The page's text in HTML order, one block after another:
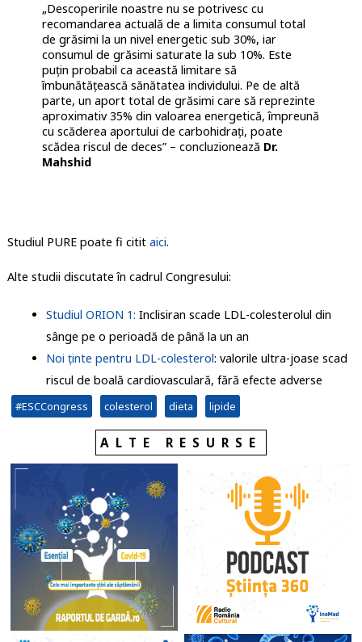
„Descoperirile noastre nu se potrivesc cu
recomandarea actuală de a limita consumul total
de grăsimi la un nivel energetic sub 30%, iar
consumul de grăsimi saturate la sub 10%. Este
puțin probabil ca această limitare să
îmbunătățească sănătatea individului. Pe de altă
parte, un aport total de grăsimi care să reprezinte
aproximativ 35% din valoarea energetică, împreună
cu scăderea aportului de carbohidrați, poate
scădea riscul de deces” – concluzionează Dr.
Mahshid
Studiul PURE poate fi citit aici.
Alte studii discutate în cadrul Congresului:
Studiul ORION 1: Inclisiran scade LDL-colesterolul din
sânge pe o perioadă de până la un an
Noi ținte pentru LDL-colesterol: valorile ultra-joase scad
riscul de boală cardiovasculară, fără efecte adverse
#ESCCongress colesterol dieta lipide
ALTE RESURSE